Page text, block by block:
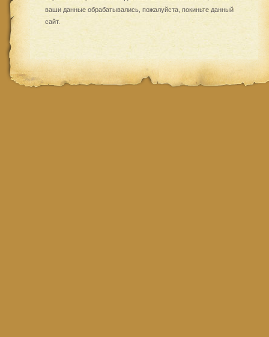
ваши данные обрабатывались, пожалуйста, покиньте данный
сайт.